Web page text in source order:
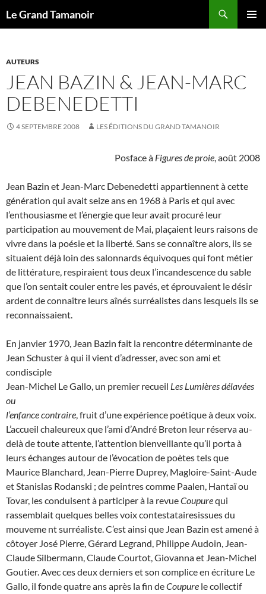
Le Grand Tamanoir
AUTEURS
JEAN BAZIN & JEAN-MARC
DEBENEDETTI
4 SEPTEMBRE 2008 LES ÉDITIONS DU GRAND TAMANOIR
Posface à Figures de proie, août 2008
Jean Bazin et Jean-Marc Debenedetti appartiennent à cette
génération qui avait seize ans en 1968 à Paris et qui avec
l’enthousiasme et l’énergie que leur avait procuré leur
participation au mouvement de Mai, plaçaient leurs raisons de
vivre dans la poésie et la liberté. Sans se connaître alors, ils se
situaient déjà loin des salonnards équivoques qui font métier
de littérature, respiraient tous deux l’incandescence du sable
que l’on sentait couler entre les pavés, et éprouvaient le désir
ardent de connaître leurs aînés surréalistes dans lesquels ils se
reconnaissaient.
En janvier 1970, Jean Bazin fait la rencontre déterminante de
Jean Schuster à qui il vient d’adresser, avec son ami et
condisciple
Jean-Michel Le Gallo, un premier recueil Les Lumières délavées
ou
l’enfance contraire, fruit d’une expérience poétique à deux voix.
L’accueil chaleureux que l’ami d’André Breton leur réserva au-
delà de toute attente, l’attention bienveillante qu’il porta à
leurs échanges autour de l’évocation de poètes tels que
Maurice Blanchard, Jean-Pierre Duprey, Magloire-Saint-Aude
et Stanislas Rodanski ; de peintres comme Paalen, Hantaï ou
Tovar, les conduisent à participer à la revueCoupurequi
rassemblait quelques belles voix contestatairesissues du
mouveme nt surréaliste. C’est ainsi que Jean Bazin est amené à
côtoyer José Pierre, Gérard Legrand, Philippe Audoin, Jean-
Claude Silbermann, Claude Courtot, Giovanna et Jean-Michel
Goutier. Avec ces deux derniers et son complice en écriture Le
Gallo, il fonde quatre ans après la fin deCoupure le collectif